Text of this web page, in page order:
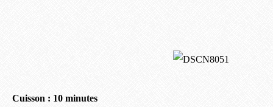
Cuisson : 10 minutes